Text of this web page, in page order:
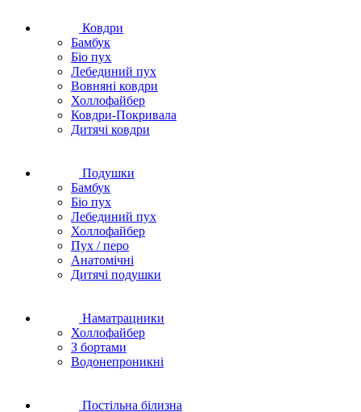
Ковдри
Бамбук
Біо пух
Лебединий пух
Вовняні ковдри
Холлофайбер
Ковдри-Покривала
Дитячі ковдри
Подушки
Бамбук
Біо пух
Лебединий пух
Холлофайбер
Пух / перо
Анатомічні
Дитячі подушки
Наматрацники
Холлофайбер
З бортами
Водонепроникні
Постільна білизна